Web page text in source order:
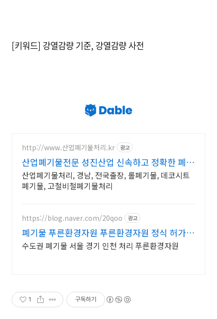
[키워드] 강열감량 기준, 강열감량 사전
http://www.산업폐기물처리.kr 광고
산업폐기물전문 성진산업 신속하고 정확한 폐기
물처리
산업폐기물처리, 경남, 전국출장, 롤폐기물, 데코시트
폐기물, 고철비철폐기물처리
https://blog.naver.com/20qoo 광고
폐기물 푸른환경자원 푸른환경자원 정식 허가업
체!
수도권 폐기물 서울 경기 인천 처리 푸른환경자원
1 구독하기